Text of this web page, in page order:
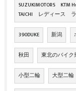
SUZUKIMOTORS KTM
TAICHI レディース
390DUKE 新潟
秋田 東北のバイク
小型二輪 大型二輪